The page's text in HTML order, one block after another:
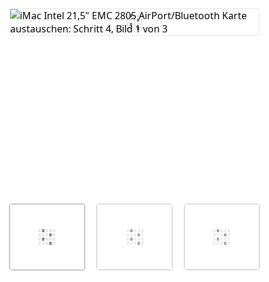
Kommentar hinzufügen